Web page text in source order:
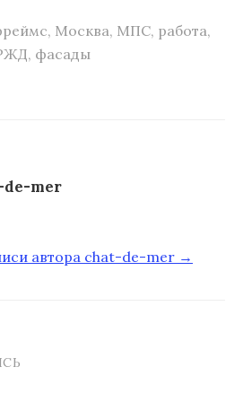
, Москва, МПС, работа,
, фасады
mer
автора chat-de-mer →